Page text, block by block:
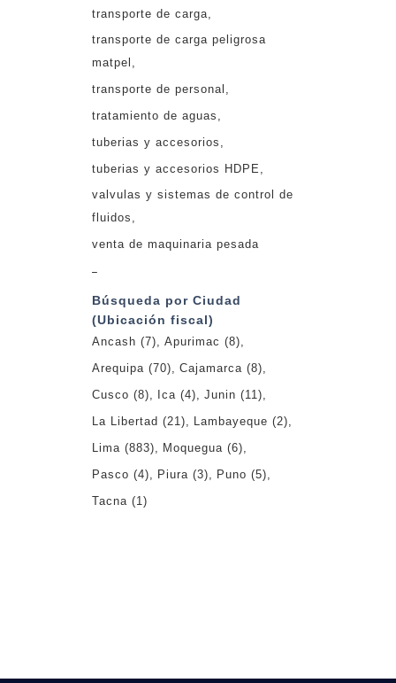
transporte de carga
transporte de carga peligrosa
matpel
transporte de personal
tratamiento de aguas
tuberias y accesorios
tuberias y accesorios HDPE
valvulas y sistemas de control de
fluidos
venta de maquinaria pesada
Búsqueda por Ciudad
(Ubicación fiscal)
Ancash (7) Apurimac (8)
Arequipa (70) Cajamarca (8)
Cusco (8) Ica (4) Junin (11)
La Libertad (21) Lambayeque (2)
Lima (883) Moquegua (6)
Pasco (4) Piura (3) Puno (5)
Tacna (1)